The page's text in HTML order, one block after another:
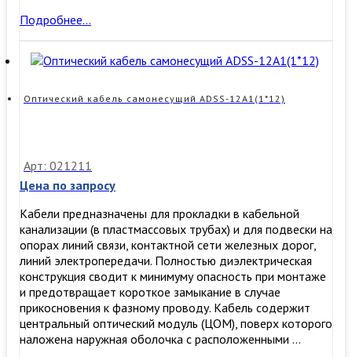
Оптический
самонесущий
ADSS-
Подробнее…
Оптический кабель самонесущий ADSS-12А1(1*12)
Арт: 021211
Цена по запросу
Кабели предназначены для прокладки в кабельной
канализации (в пластмассовых трубах) и для подвески на
опорах линий связи, контактной сети железных дорог,
линий электропередачи. Полностью диэлектрическая
конструкция сводит к минимуму опасность при монтаже
и предотвращает короткое замыкание в случае
прикосновения к фазному проводу. Кабель содержит
центральный оптический модуль (ЦОМ), поверх которого
наложена наружная оболочка с расположенными …